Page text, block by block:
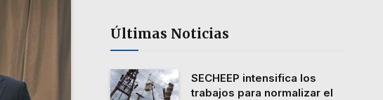
Últimas Noticias
SECHEEP intensifica los
trabajos para normalizar el